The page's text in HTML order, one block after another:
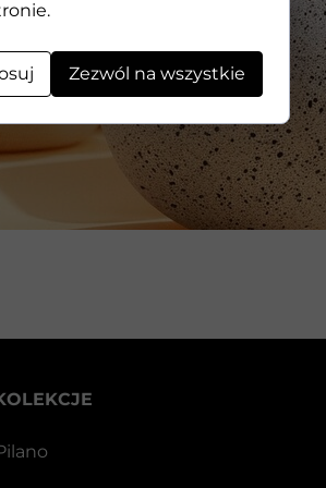
Zezwól na wszystkie